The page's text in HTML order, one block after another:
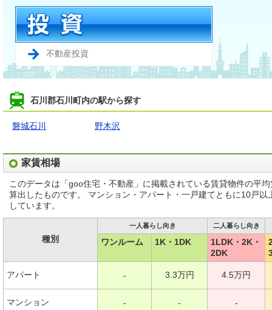
不動産投資
石川郡石川町内の駅から探す
磐城石川 野木沢
家賃相場
このデータは「goo住宅・不動産」に掲載されている賃貸物件の平
算出したものです。 マンション・アパート・一戸建てともに10戸
しています。
種別
一人暮らし向き 二人暮らし向き
ワンルーム 1K・1DK
1LDK・2K・
2DK
アパート - 3.3万円 4.5万円
マンション - - -